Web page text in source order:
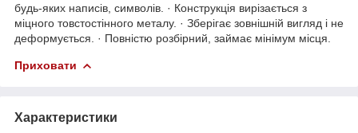
будь-яких написів, символів. · Конструкція вирізається з
міцного товстостінного металу. · Зберігає зовнішній вигляд і не
деформується. · Повністю розбірний, займає мінімум місця.
Приховати
Характеристики